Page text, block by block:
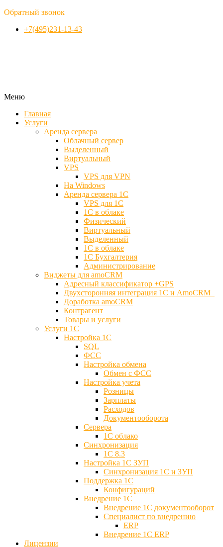
Обратный звонок
+7(495)231-13-43
Меню
Главная
Услуги
Аренда сервера
Облачный сервер
Выделенный
Виртуальный
VPS
VPS для VPN
На Windows
Аренда сервера 1С
VPS для 1С
1С в облаке
Физический
Виртуальный
Выделенный
1С в облаке
1С Бухгалтерия
Администрирование
Виджеты для amoCRM
Адресный классификатор +GPS
Двухсторонняя интеграция 1С и AmoCRM
Доработка amoCRM
Контрагент
Товары и услуги
Услуги 1С
Настройка 1С
SQL
ФСС
Настройка обмена
Обмен с ФСС
Настройка учета
Розницы
Зарплаты
Расходов
Документооборота
Сервера
1С облако
Синхронизация
1С 8.3
Настройка 1С ЗУП
Синхронизация 1С и ЗУП
Поддержка 1С
Конфигураций
Внедрение 1С
Внедрение 1С документооборот
Специалист по внедрению
ERP
Внедрение 1С ERP
Лицензии